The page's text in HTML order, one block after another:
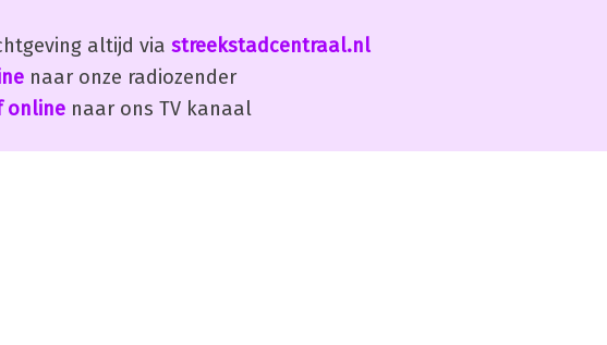
altijd via streekstadcentraal.nl
naar onze radiozender
online naar ons TV kanaal